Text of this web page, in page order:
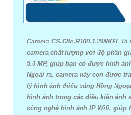
Camera CS-C8c-R100-1J5WKFL
camera chất lượng với độ phân
5.0 MP, giúp bạn có được hình
Ngoài ra, camera này còn được
lý hình ảnh thiếu sáng Hồng
hình ảnh trong các điều kiện ánh
công nghệ hình ảnh IP Wifi, giúp